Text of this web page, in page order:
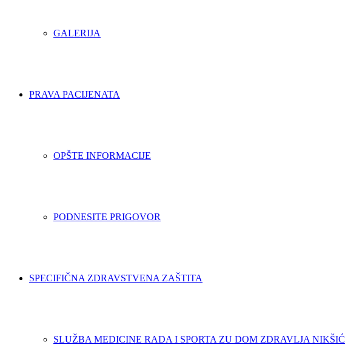
GALERIJA
PRAVA PACIJENATA
OPŠTE INFORMACIJE
PODNESITE PRIGOVOR
SPECIFIČNA ZDRAVSTVENA ZAŠTITA
SLUŽBA MEDICINE RADA I SPORTA ZU DOM ZDRAVLJA NIKŠIĆ